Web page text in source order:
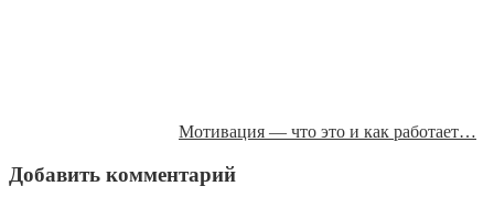
Мотивация — что это и как работает…
Добавить комментарий